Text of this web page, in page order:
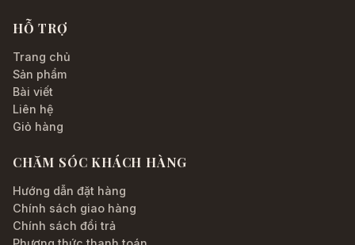
HỖ TRỢ
Trang chủ
Sản phẩm
Bài viết
Liên hệ
Giỏ hàng
CHĂM SÓC KHÁCH HÀNG
Hướng dẫn đặt hàng
Chính sách giao hàng
Chính sách đổi trả